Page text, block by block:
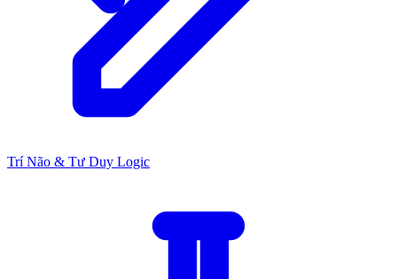
Trí Não & Tư Duy Logic